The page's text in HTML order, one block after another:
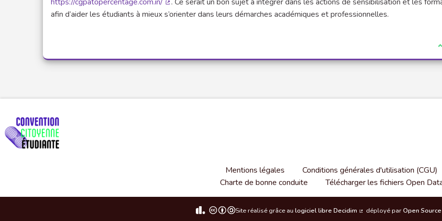
(Lien externe)
afin d’aider les étudiants à mieux s’orienter dans leurs démarches académiques et professionnelles.
Mentions légales
Conditions générales d'utilisation (CGU)
Charte de bonne conduite
Télécharger les fichiers Open
Site réalisé grâce aulogiciel libre Decidim
(Lien externe)
déployé parOpen